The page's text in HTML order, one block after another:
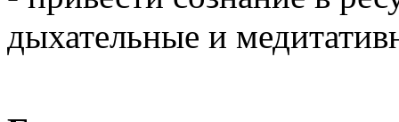
дыхательные и